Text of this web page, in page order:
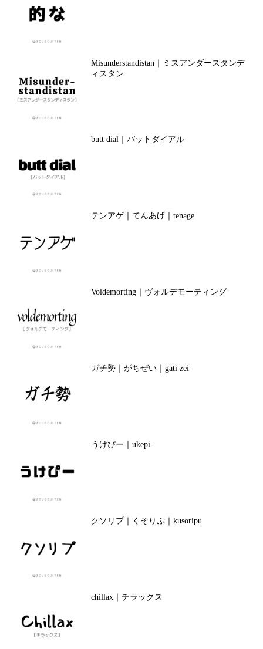
Misunderstandistan｜ミスアンダースタンデ
ィスタン
butt dial｜バットダイアル
テンアゲ｜てんあげ｜tenage
Voldemorting｜ヴォルデモーティング
ガチ勢｜がちぜい｜gati zei
うけぴー｜ukepi-
クソリプ｜くそりぷ｜kusoripu
chillax｜チラックス